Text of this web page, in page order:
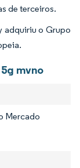
de terceiros.
adquiriu o Grupo
mvno
Mercado